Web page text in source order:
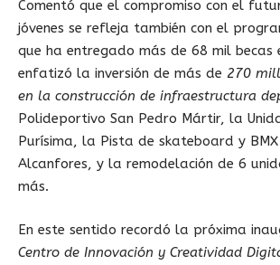
Comentó que el compromiso con el
jóvenes se refleja también con el
que ha entregado más de 68 mil becas
enfatizó la inversión de más de 270
en la construcción de infraestructura
Polideportivo San Pedro Mártir, la
Purísima, la Pista de skateboard y BMX
Alcanfores, y la remodelación de 6
más.
En este sentido recordó la próxima
Centro de Innovación y Creatividad